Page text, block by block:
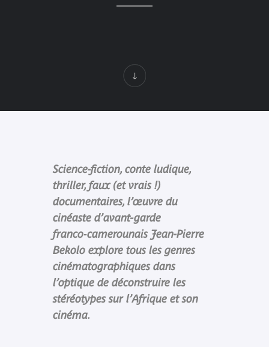
Science-fiction, conte ludique,
thriller, faux (et vrais !)
documentaires, l’œuvre du
cinéaste d’avant-garde
franco‑camerounais Jean-Pierre
Bekolo explore tous les genres
cinématographiques dans
l’optique de déconstruire les
stéréotypes sur l’Afrique et son
cinéma.